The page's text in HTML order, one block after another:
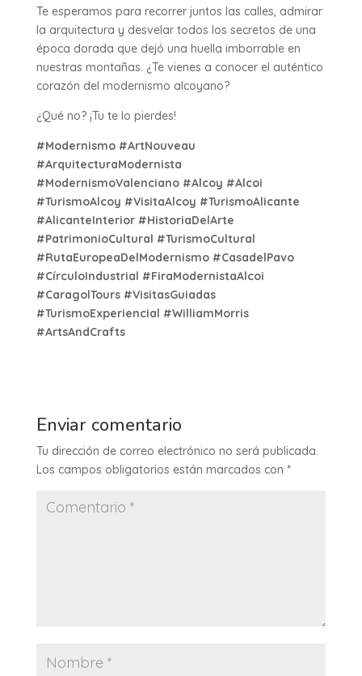
Te esperamos para recorrer juntos las calles, admirar
la arquitectura y desvelar todos los secretos de una
época dorada que dejó una huella imborrable en
nuestras montañas. ¿Te vienes a conocer el auténtico
corazón del modernismo alcoyano?
¿Qué no? ¡Tu te lo pierdes!
#Modernismo #ArtNouveau
#ArquitecturaModernista
#ModernismoValenciano #Alcoy #Alcoi
#TurismoAlcoy #VisitaAlcoy #TurismoAlicante
#AlicanteInterior #HistoriaDelArte
#PatrimonioCultural #TurismoCultural
#RutaEuropeaDelModernismo #CasadelPavo
#CírculoIndustrial #FiraModernistaAlcoi
#CaragolTours #VisitasGuiadas
#TurismoExperiencial #WilliamMorris
#ArtsAndCrafts
Enviar comentario
Tu dirección de correo electrónico no será publicada.
Los campos obligatorios están marcados con *